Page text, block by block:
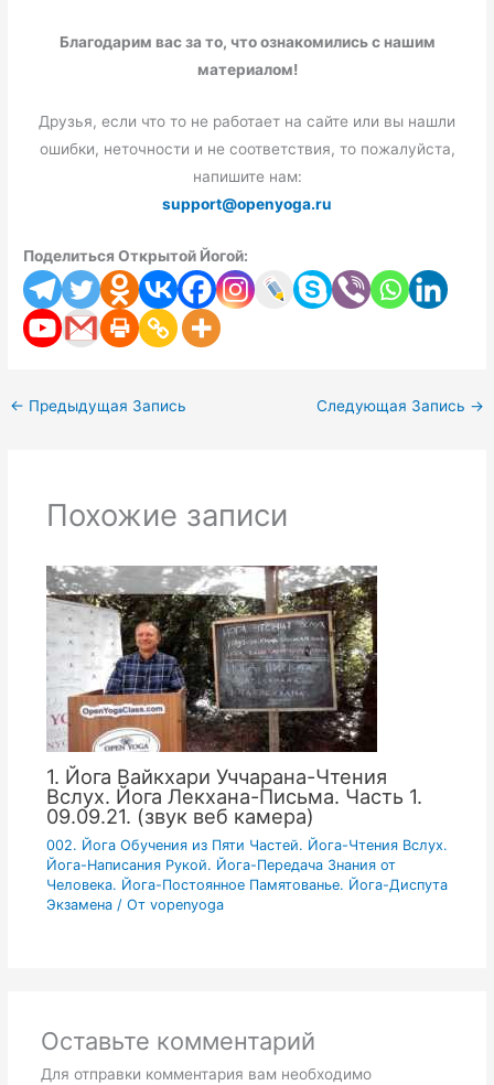
Благодарим вас за то, что ознакомились с нашим
материалом!
Друзья, если что то не работает на сайте или вы нашли
ошибки, неточности и не соответствия, то пожалуйста,
напишите нам:
support@openyoga.ru
Поделиться Открытой Йогой:
← Предыдущая Запись Следующая Запись →
Похожие записи
1. Йога Вайкхари Уччарана-Чтения
Вслух. Йога Лекхана-Письма. Часть 1.
09.09.21. (звук веб камера)
002. Йога Обучения из Пяти Частей. Йога-Чтения Вслух.
Йога-Написания Рукой. Йога-Передача Знания от
Человека. Йога-Постоянное Памятованье. Йога-Диспута
Экзамена/ От vopenyoga
Оставьте комментарий
Для отправки комментария вам необходимо